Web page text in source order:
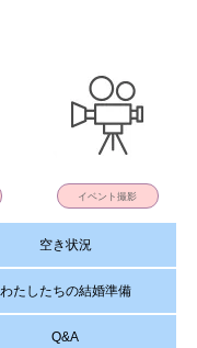
イベント撮影
空き状況
わたしたちの結婚準備
Q&A